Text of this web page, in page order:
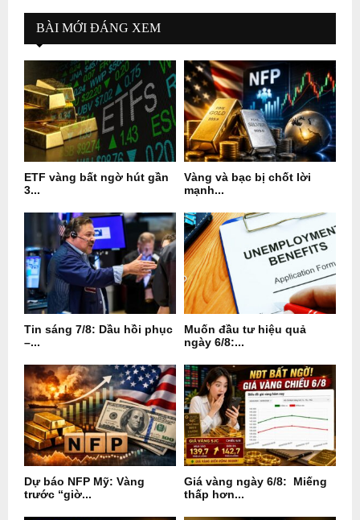
BÀI MỚI ĐÁNG XEM
ETF vàng bất ngờ hút gần
3...
Vàng và bạc bị chốt lời
mạnh...
Tin sáng 7/8: Dầu hồi phục
–...
Muốn đầu tư hiệu quả
ngày 6/8:...
Dự báo NFP Mỹ: Vàng
trước “giờ...
Giá vàng ngày 6/8: Miếng
thấp hơn...